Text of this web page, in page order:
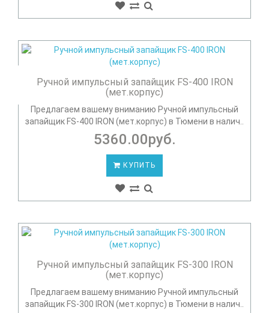
Ручной импульсный запайщик FS-400 IRON
(мет.корпус)
Предлагаем вашему вниманию Ручной импульсный
запайщик FS-400 IRON (мет.корпус) в Тюмени в налич..
5360.00руб.
КУПИТЬ
Ручной импульсный запайщик FS-300 IRON
(мет.корпус)
Предлагаем вашему вниманию Ручной импульсный
запайщик FS-300 IRON (мет.корпус) в Тюмени в налич..